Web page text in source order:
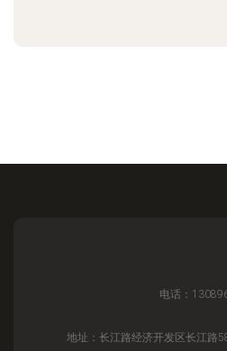
电话：
地址：长江路经济开发区长江路